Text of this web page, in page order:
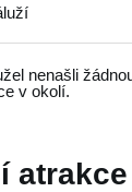
nenašli
v okolí.